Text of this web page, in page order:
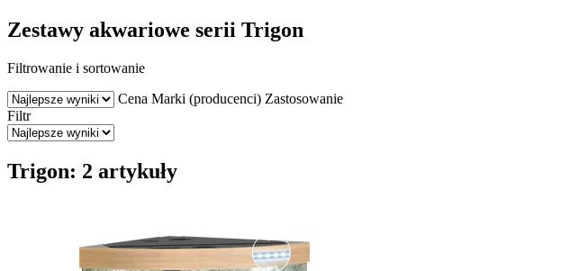
Zestawy akwariowe serii Trigon
Filtrowanie i sortowanie
Cena Marki (producenci) Zastosowanie
Filtr
Trigon: 2 artykuły